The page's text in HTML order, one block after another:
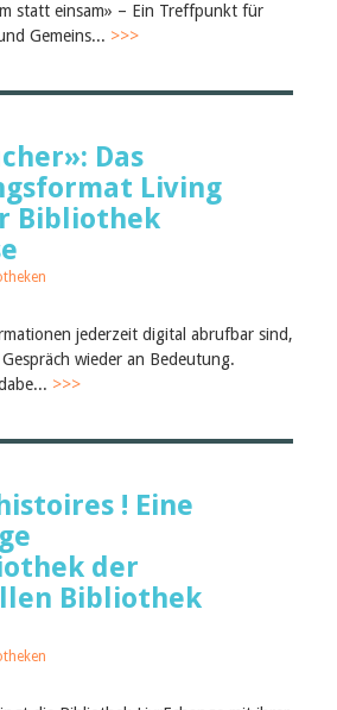
statt einsam» – Ein Treffpunkt für
Gemeins... >>>
Das
Living
Bibliothek
jederzeit digital abrufbar sind,
wieder an Bedeutung.
>>>
! Eine
der
Bibliothek